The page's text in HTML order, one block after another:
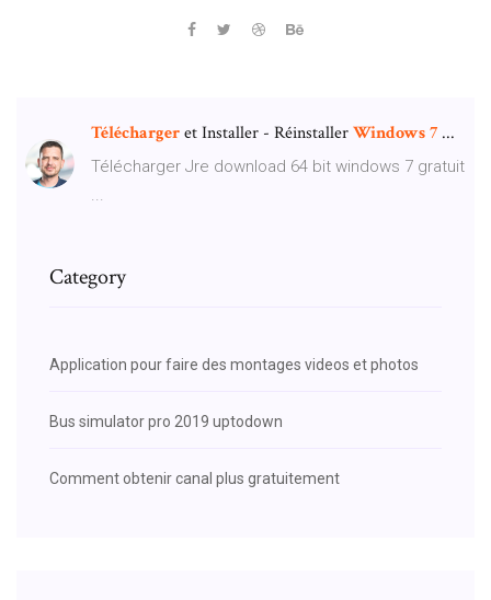
Téléchargeret Installer - RéinstallerWindows7 ...
Télécharger Jre download 64 bit windows 7 gratuit
...
Category
Application pour faire des montages videos et photos
Bus simulator pro 2019 uptodown
Comment obtenir canal plus gratuitement